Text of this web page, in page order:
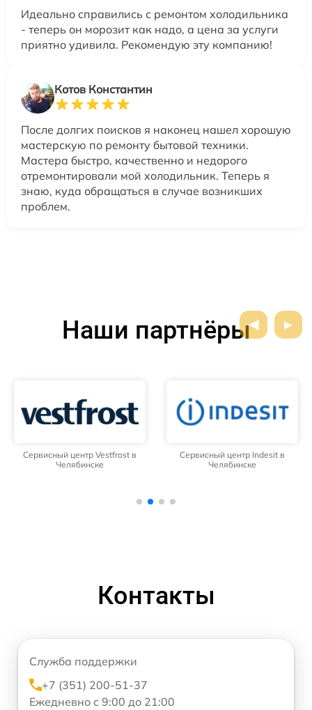
Идеально справились с ремонтом холодильника
- теперь он морозит как надо, а цена за услуги
приятно удивила. Рекомендую эту компанию!
Котов Константин
После долгих поисков я наконец нашел хорошую
мастерскую по ремонту бытовой техники.
Мастера быстро, качественно и недорого
отремонтировали мой холодильник. Теперь я
знаю, куда обращаться в случае возникших
проблем.
Наши партнёры
Сервисный центр Vestfrost в
Челябинске
Сервисный центр Indesit в
Челябинске
Контакты
Служба поддержки
+7 (351) 200-51-37
Ежедневно с 9:00 до 21:00